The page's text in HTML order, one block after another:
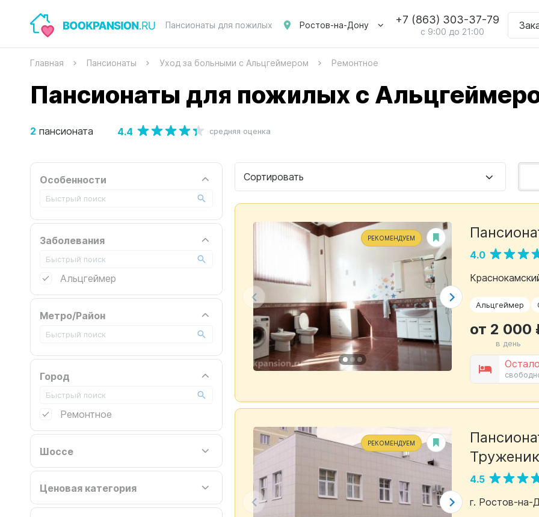
Пансионаты для пожилых Ростов-на-Дону +7 (863) 303-37-79
с 9:00 до 21:00
Главная Пансионаты Уход за больными с Альцгеймером Ремонтное
Пансионаты для пожилых с
2 пансионата 4.4 средняя оценка
Особенности
Заболевания
Альцгеймер
Метро/Район
Город
Ремонтное
Шоссе
Ценовая категория
Сортировать
РЕКОМЕНДУЕМ
4.0
Альцгеймер
от 2 000
в день
РЕКОМЕНДУЕМ
4.5
г. Ростов-на-